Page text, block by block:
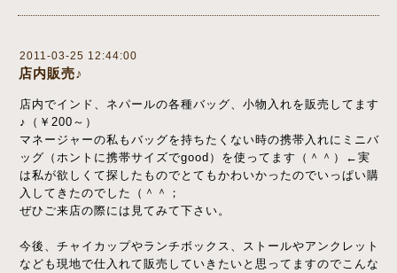
2011-03-25 12:44:00
店内販売♪
店内でインド、ネパールの各種バッグ、小物入れを販売してます
♪（￥200～）
マネージャーの私もバッグを持ちたくない時の携帯入れにミニバ
ッグ（ホントに携帯サイズでgood）を使ってます（＾＾）←実
は私が欲しくて探したものでとてもかわいかったのでいっぱい購
入してきたのでした（＾＾；
ぜひご来店の際には見てみて下さい。
今後、チャイカップやランチボックス、ストールやアンクレット
なども現地で仕入れて販売していきたいと思ってますのでこんな